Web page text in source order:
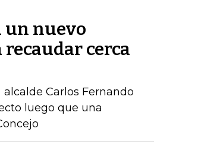
nuevo
cerca
Carlos Fernando
luego que una